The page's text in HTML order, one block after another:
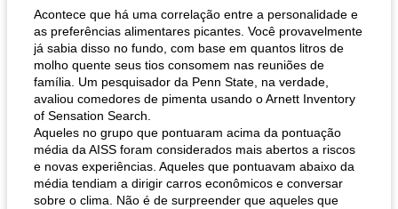
queijo festivo mergulho 'slaw' perfurador de romã temperada
Acontece que há uma correlação entre a personalidade e
as preferências alimentares picantes. Você provavelmente
já sabia disso no fundo, com base em quantos litros de
molho quente seus tios consomem nas reuniões de
família. Um pesquisador da Penn State, na verdade,
avaliou comedores de pimenta usando o Arnett Inventory
of Sensation Search.
Aqueles no grupo que pontuaram acima da pontuação
média da AISS foram considerados mais abertos a riscos
e novas experiências. Aqueles que pontuavam abaixo da
média tendiam a dirigir carros econômicos e conversar
sobre o clima. Não é de surpreender que aqueles que